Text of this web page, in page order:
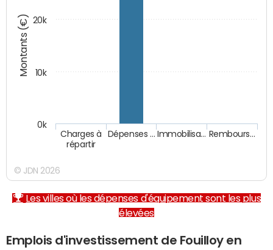
Montants (€)
Charges à
répartir
Dépenses … Immobilisa… Rembours…
0k
10k
20k
© JDN 2026
Les villes où les dépenses d'équipement sont les plus
élevées
Emplois d'investissement de Fouilloy en